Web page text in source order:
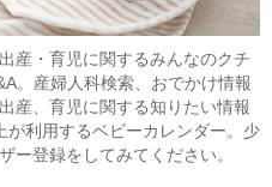
産・育児に関するみんなのクチ
。産婦人科検索、おでかけ情報
産、育児に関する知りたい情報
利用するベビーカレンダー。少
ー登録をしてみてください。